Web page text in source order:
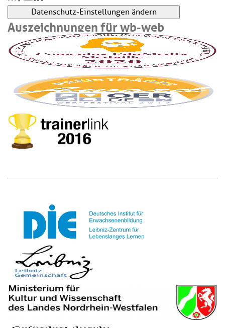
Datenschutz-Einstellungen ändern
Auszeichnungen für wb-web